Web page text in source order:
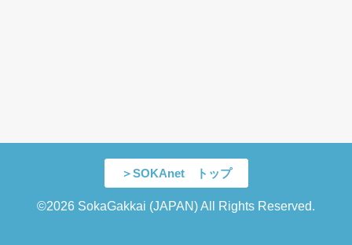
＞SOKAnet トップ
©2026 SokaGakkai (JAPAN) All Rights Reserved.